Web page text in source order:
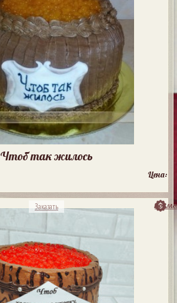
Чтоб так жилось
Цена:
Заказать